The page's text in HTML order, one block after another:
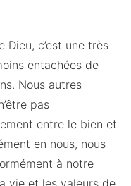
Dieu, c’est une très
entachées de
Nous autres
pas
entre le bien et
en nous, nous
à notre
vie et les valeurs de